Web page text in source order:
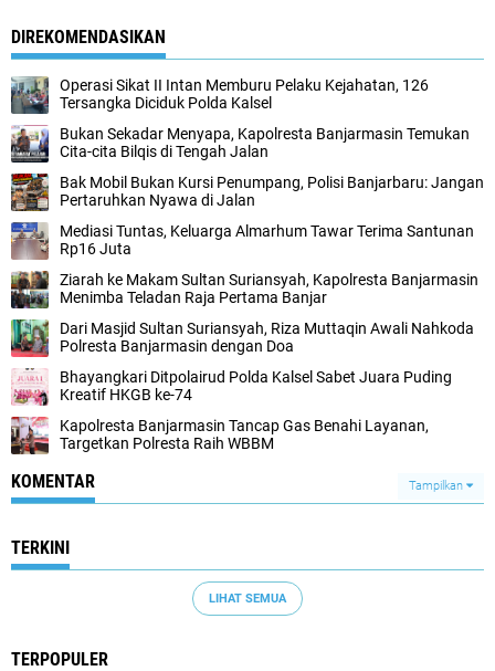
DIREKOMENDASIKAN
Operasi Sikat II Intan Memburu Pelaku Kejahatan, 126
Tersangka Diciduk Polda Kalsel
Bukan Sekadar Menyapa, Kapolresta Banjarmasin Temukan
Cita-cita Bilqis di Tengah Jalan
Bak Mobil Bukan Kursi Penumpang, Polisi Banjarbaru: Jangan
Pertaruhkan Nyawa di Jalan
Mediasi Tuntas, Keluarga Almarhum Tawar Terima Santunan
Rp16 Juta
Ziarah ke Makam Sultan Suriansyah, Kapolresta Banjarmasin
Menimba Teladan Raja Pertama Banjar
Dari Masjid Sultan Suriansyah, Riza Muttaqin Awali Nahkoda
Polresta Banjarmasin dengan Doa
Bhayangkari Ditpolairud Polda Kalsel Sabet Juara Puding
Kreatif HKGB ke-74
Kapolresta Banjarmasin Tancap Gas Benahi Layanan,
Targetkan Polresta Raih WBBM
KOMENTAR Tampilkan
TERKINI
LIHAT SEMUA
TERPOPULER